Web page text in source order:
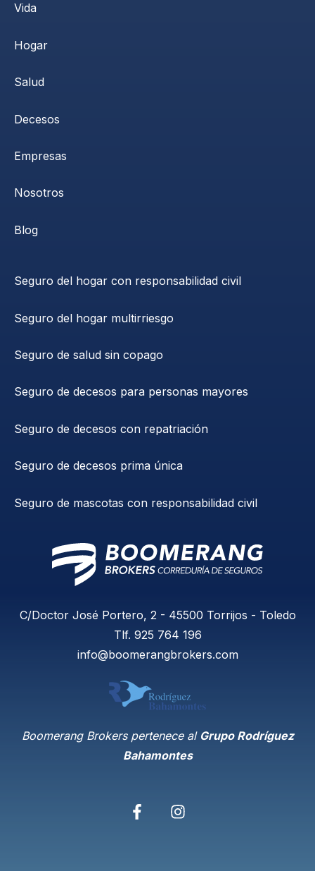
Vida
Hogar
Salud
Decesos
Empresas
Nosotros
Blog
Seguro del hogar con responsabilidad civil
Seguro del hogar multirriesgo
Seguro de salud sin copago
Seguro de decesos para personas mayores
Seguro de decesos con repatriación
Seguro de decesos prima única
Seguro de mascotas con responsabilidad civil
C/Doctor José Portero, 2 - 45500 Torrijos - Toledo
Tlf. 925 764 196
info@boomerangbrokers.com
Boomerang Brokers pertenece al Grupo Rodríguez
Bahamontes